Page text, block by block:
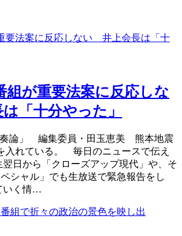
要法案に反応しない 井上会長は「十
組が重要法案に反応しな
「十分やった」
奏論」 編集委員・田玉恵美 熊本地震
入れている。 毎日のニュースで伝え
日から「クローズアップ現代」や、そ
シャル」でも生放送で緊急報告をし
いく情…